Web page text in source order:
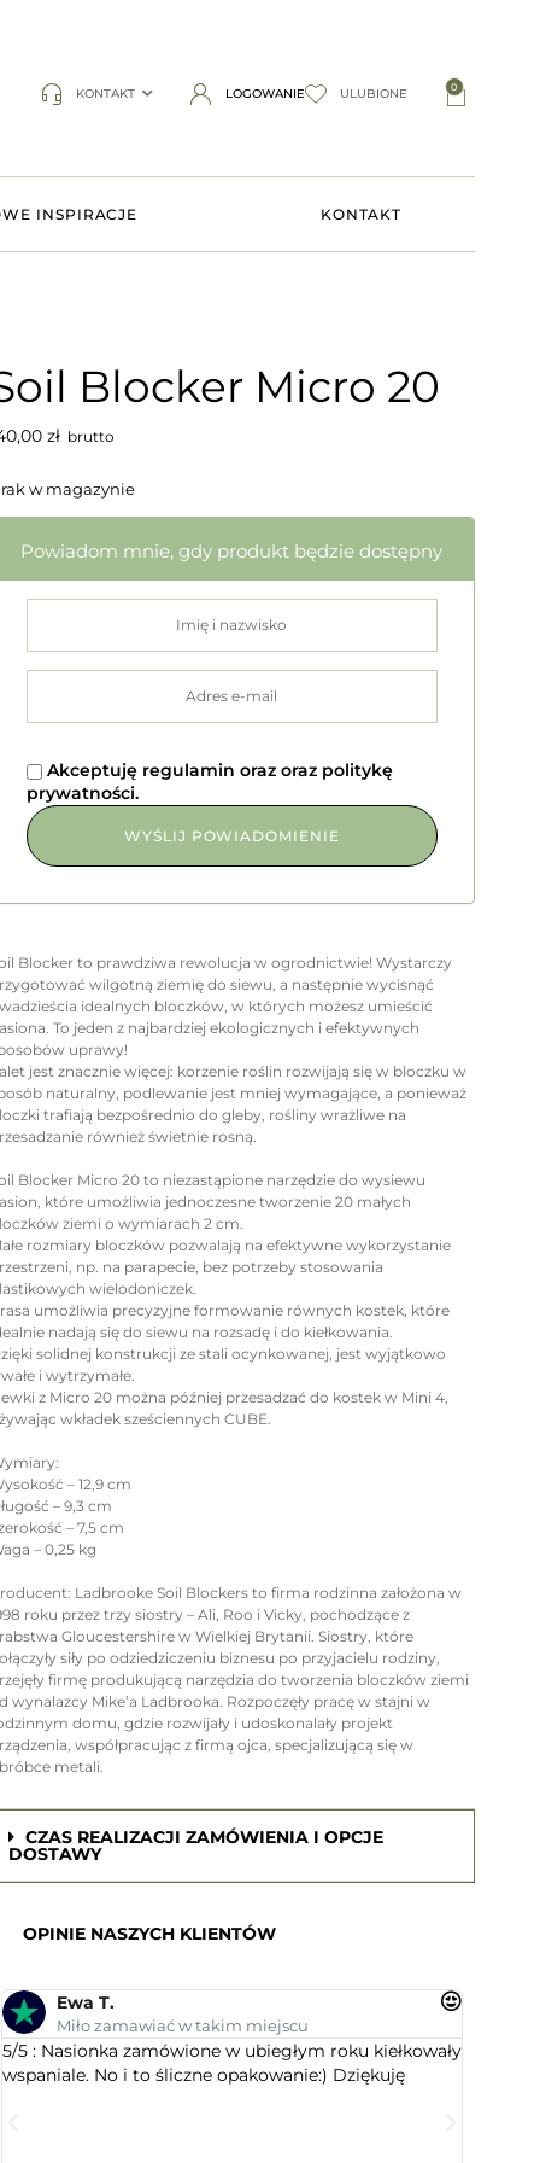
KONTAKT LOGOWANIE ULUBIONE 0
INSPIRACJE KONTAKT
Blocker Micro 20
złbrutto
w magazynie
Powiadom mnie, gdy produkt będzie dostępny
Akceptuję regulamin oraz oraz politykę
prywatności.
Blocker to prawdziwa rewolucja w ogrodnictwie! Wystarczy
wilgotną ziemię do siewu, a następnie wycisnąć
idealnych bloczków, w których możesz umieścić
To jeden z najbardziej ekologicznych i efektywnych
uprawy!
jest znacznie więcej: korzenie roślin rozwijają się w bloczku w
naturalny, podlewanie jest mniej wymagające, a ponieważ
trafiają bezpośrednio do gleby, rośliny wrażliwe na
również świetnie rosną.
Blocker Micro 20 to niezastąpione narzędzie do wysiewu
które umożliwia jednoczesne tworzenie 20 małych
ziemi o wymiarach 2 cm.
rozmiary bloczków pozwalają na efektywne wykorzystanie
np. na parapecie, bez potrzeby stosowania
wielodoniczek.
umożliwia precyzyjne formowanie równych kostek, które
nadają się do siewu na rozsadę i do kiełkowania.
solidnej konstrukcji ze stali ocynkowanej, jest wyjątkowo
i wytrzymałe.
z Micro 20 można później przesadzać do kostek w Mini 4,
wkładek sześciennych CUBE.
– 12,9 cm
– 9,3 cm
– 7,5 cm
– 0,25 kg
Ladbrooke Soil Blockers to firma rodzinna założona w
roku przez trzy siostry – Ali, Roo i Vicky, pochodzące z
Gloucestershire w Wielkiej Brytanii. Siostry, które
siły po odziedziczeniu biznesu po przyjacielu rodziny,
firmę produkującą narzędzia do tworzenia bloczków ziemi
wynalazcy Mike’a Ladbrooka. Rozpoczęły pracę w stajni w
domu, gdzie rozwijały i udoskonalały projekt
współpracując z firmą ojca, specjalizującą się w
metali.
CZAS REALIZACJI ZAMÓWIENIA I OPCJE
DOSTAWY
OPINIE NASZYCH KLIENTÓW
Ewa T.
Miło zamawiać w takim miejscu
5/5 : Nasionka zamówione w ubiegłym roku kiełkowały
wspaniale. No i to śliczne opakowanie:) Dziękuję